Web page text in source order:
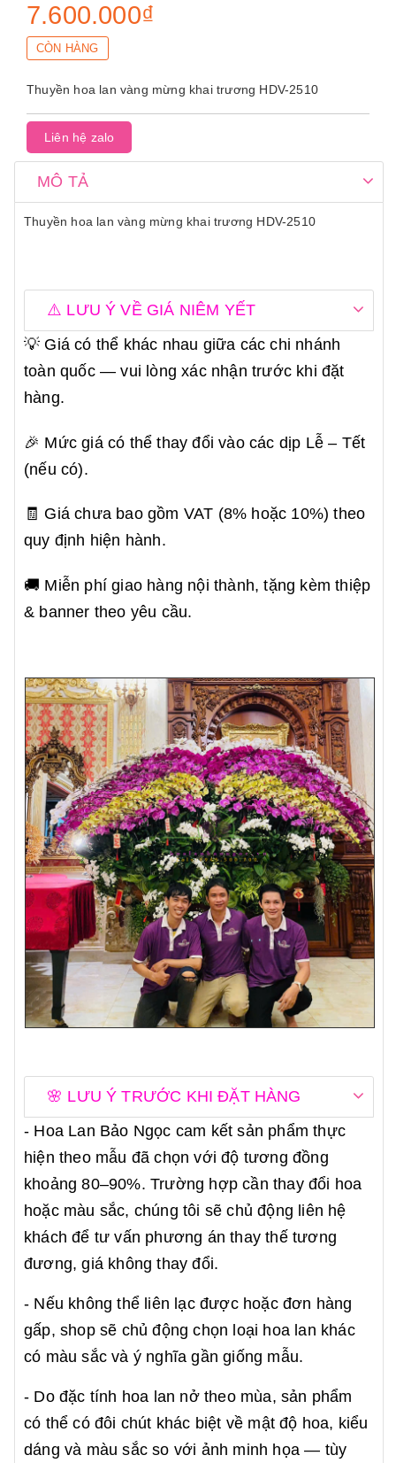
7.600.000₫
CÒN HÀNG
Thuyền hoa lan vàng mừng khai trương HDV-2510
Liên hệ zalo
MÔ TẢ
Thuyền hoa lan vàng mừng khai trương HDV-2510
⚠️ LƯU Ý VỀ GIÁ NIÊM YẾT
💡 Giá có thể khác nhau giữa các chi nhánh
toàn quốc — vui lòng xác nhận trước khi đặt
hàng.
🎉 Mức giá có thể thay đổi vào các dịp Lễ – Tết
(nếu có).
🧾 Giá chưa bao gồm VAT (8% hoặc 10%) theo
quy định hiện hành.
🚚 Miễn phí giao hàng nội thành, tặng kèm thiệp
& banner theo yêu cầu.
🌸 LƯU Ý TRƯỚC KHI ĐẶT HÀNG
- Hoa Lan Bảo Ngọc cam kết sản phẩm thực
hiện theo mẫu đã chọn với độ tương đồng
khoảng 80–90%. Trường hợp cần thay đổi hoa
hoặc màu sắc, chúng tôi sẽ chủ động liên hệ
khách để tư vấn phương án thay thế tương
đương, giá không thay đổi.
- Nếu không thể liên lạc được hoặc đơn hàng
gấp, shop sẽ chủ động chọn loại hoa lan khác
có màu sắc và ý nghĩa gần giống mẫu.
- Do đặc tính hoa lan nở theo mùa, sản phẩm
có thể có đôi chút khác biệt về mật độ hoa, kiểu
dáng và màu sắc so với ảnh minh họa — tùy